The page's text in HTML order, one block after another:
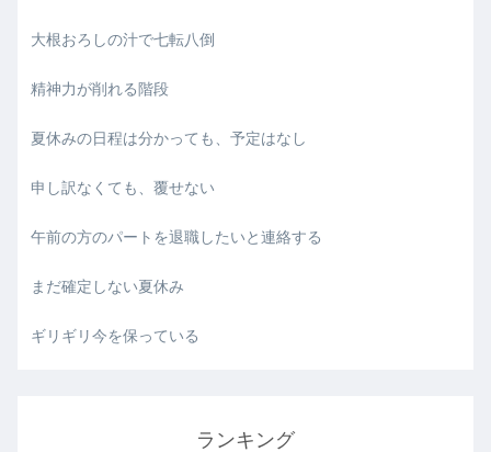
大根おろしの汁で七転八倒
精神力が削れる階段
夏休みの日程は分かっても、予定はなし
申し訳なくても、覆せない
午前の方のパートを退職したいと連絡する
まだ確定しない夏休み
ギリギリ今を保っている
ランキング